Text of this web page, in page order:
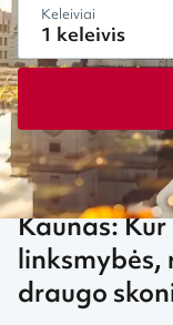
Keleiviai
Kaunas:
draugo